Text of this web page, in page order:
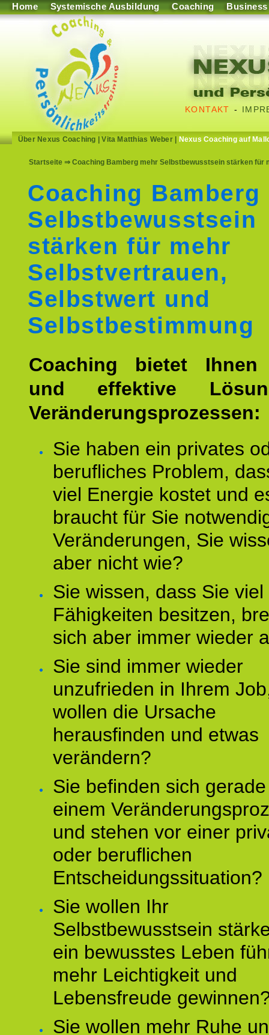
Home Systemische Ausbildung Coaching Business
KONTAKT -
Über Nexus Coaching |Vita Matthias Weber| Nexus Coaching auf
Startseite ⇒ Coaching Bamberg mehr Selbstbewusstsein stärken
Coaching Bamberg
Selbstbewusstsein
stärken für mehr
Selbstvertrauen,
Selbstwert und
Selbstbestimmung
Coaching bietet Ihnen
und effektive
Veränderungsprozessen:
Sie haben ein privates
berufliches Problem,
viel Energie kostet und
braucht für Sie
Veränderungen, Sie
aber nicht wie?
Sie wissen, dass Sie
Fähigkeiten besitzen,
sich aber immer wieder
Sie sind immer wieder
unzufrieden in Ihrem
wollen die Ursache
herausfinden und etwas
verändern?
Sie befinden sich
einem
und stehen vor einer
oder beruflichen
Entscheidungssituation?
Sie wollen Ihr
Selbstbewusstsein
ein bewusstes Leben
mehr Leichtigkeit und
Lebensfreude
Sie wollen mehr Ruhe